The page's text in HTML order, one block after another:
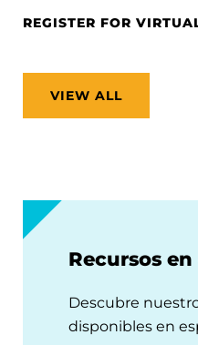
REGISTER FOR
VIEW ALL
Recursos
Descubre
disponibles en